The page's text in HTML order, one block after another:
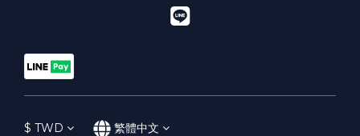
$ TWD 繁體中文